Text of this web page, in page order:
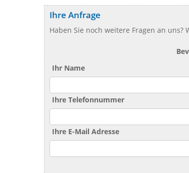
Ihre Anfrage
Haben Sie noch weitere Fragen an
Ihr Name
Ihre Telefonnummer
Ihre E-Mail Adresse